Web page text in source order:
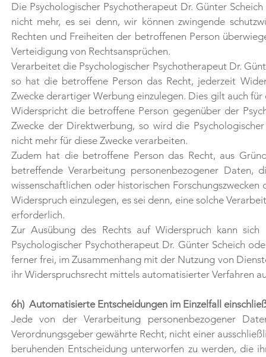
Die Psychologischer Psychotherapeut Dr. Günter
nicht mehr, es sei denn, wir können zwingende
Rechten und Freiheiten der betroffenen Person
Verteidigung von Rechtsansprüchen.
Verarbeitet die Psychologischer Psychotherapeut Dr.
so hat die betroffene Person das Recht, jederzeit
Zwecke derartiger Werbung einzulegen. Dies gilt auch
Widerspricht die betroffene Person gegenüber der
Zwecke der Direktwerbung, so wird die
nicht mehr für diese Zwecke verarbeiten.
Zudem hat die betroffene Person das Recht, aus
betreffende Verarbeitung personenbezogener Daten,
wissenschaftlichen oder historischen
Widerspruch einzulegen, es sei denn, eine solche
erforderlich.
Zur Ausübung des Rechts auf Widerspruch kann
Psychologischer Psychotherapeut Dr. Günter Scheich
ferner frei, im Zusammenhang mit der Nutzung von
ihr Widerspruchsrecht mittels automatisierter Verfahren
6h) Automatisierte Entscheidungen im Einzelfall
Jede von der Verarbeitung personenbezogener
Verordnungsgeber gewährte Recht, nicht einer
beruhenden Entscheidung unterworfen zu werden, die